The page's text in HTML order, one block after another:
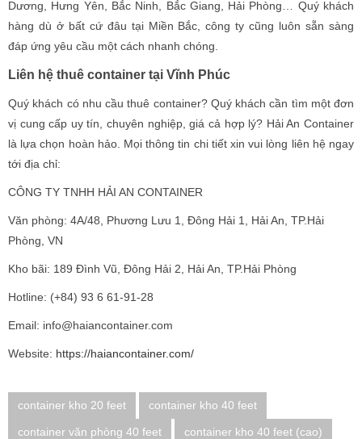
Dương, Hưng Yên, Bắc Ninh, Bắc Giang, Hải Phòng… Quý khách
hàng dù ở bất cứ đâu tại Miền Bắc, công ty cũng luôn sẵn sàng
đáp ứng yêu cầu một cách nhanh chóng.
Liên hệ thuê container tại Vĩnh Phúc
Quý khách có nhu cầu thuê container? Quý khách cần tìm một đơn
vị cung cấp uy tín, chuyên nghiệp, giá cả hợp lý? Hải An Container
là lựa chọn hoàn hảo. Mọi thông tin chi tiết xin vui lòng liên hệ ngay
tới địa chỉ:
CÔNG TY TNHH HẢI AN CONTAINER
Văn phòng: 4A/48, Phương Lưu 1, Đông Hải 1, Hải An, TP.Hải
Phòng, VN
Kho bãi: 189 Đình Vũ, Đông Hải 2, Hải An, TP.Hải Phòng
Hotline: (+84) 93 6 61-91-28
Email: info@haiancontainer.com
Website: https://haiancontainer.com/
container kho 20 feet container kho 40 feet
container văn phòng 40 feet container kho 40 feet (cao)